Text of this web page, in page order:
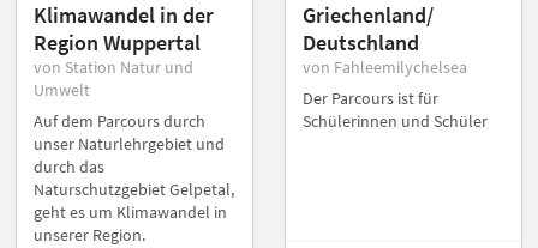
Klimawandel in der
Region Wuppertal
von Station Natur und
Umwelt
Auf dem Parcours durch
unser Naturlehrgebiet und
durch das
Naturschutzgebiet Gelpetal,
geht es um Klimawandel in
unserer Region.
Griechenland/
Deutschland
von Fahleemilychelsea
Der Parcours ist für
Schülerinnen und Schüler